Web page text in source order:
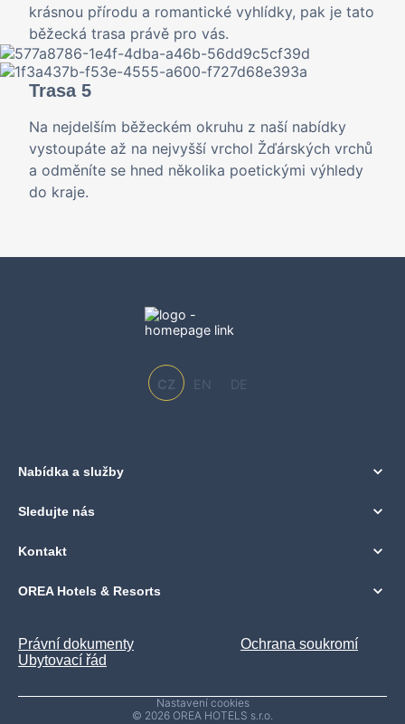
krásnou přírodu a romantické vyhlídky, pak je tato
běžecká trasa právě pro vás.
Trasa 5
Na nejdelším běžeckém okruhu z naší nabídky
vystoupáte až na nejvyšší vrchol Žďárských vrchů
a odměníte se hned několika poetickými výhledy
do kraje.
CZ EN DE
Nabídka a služby
Sledujte nás
Kontakt
OREA Hotels & Resorts
Právní dokumenty
Ochrana soukromí
Ubytovací řád
© 2026 OREA HOTELS s.r.o.
Nastavení cookies